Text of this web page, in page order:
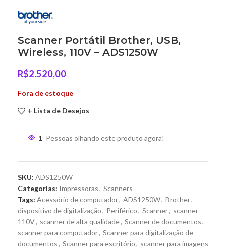
Scanner Portátil Brother, USB,
Wireless, 110V – ADS1250W
R$2.520,00
Fora de estoque
+ Lista de Desejos
1 Pessoas olhando este produto agora!
SKU: ADS1250W
Categorias: Impressoras, Scanners
Tags: Acessório de computador, ADS1250W, Brother,
dispositivo de digitalização, Periférico, Scanner, scanner
110V, scanner de alta qualidade, Scanner de documentos,
scanner para computador, Scanner para digitalização de
documentos, Scanner para escritório, scanner para imagens